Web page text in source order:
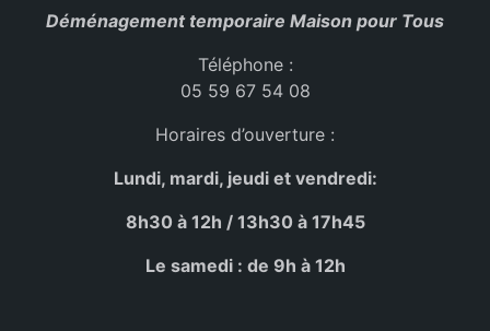
Déménagement temporaire Maison pour Tous
Téléphone :
05 59 67 54 08
Horaires d’ouverture :
Lundi, mardi, jeudi et vendredi:
8h30 à 12h / 13h30 à 17h45
Le samedi : de 9h à 12h